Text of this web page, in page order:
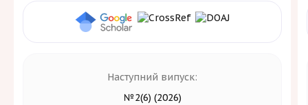
Наступний випуск:
№2(6) (2026)